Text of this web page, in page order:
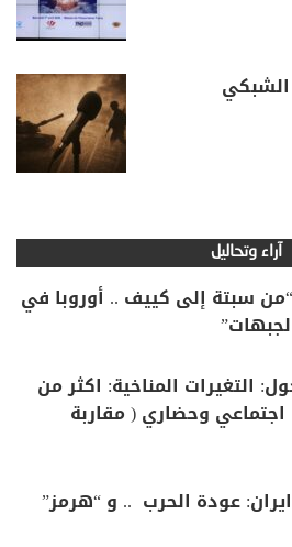
الشبكي
آراء وتحاليل
سبتة إلى كييف .. أوروبا في
التغيرات المناخية: اكثر من
وحضاري ( مقاربة
عودة الحرب .. و “هرمز”